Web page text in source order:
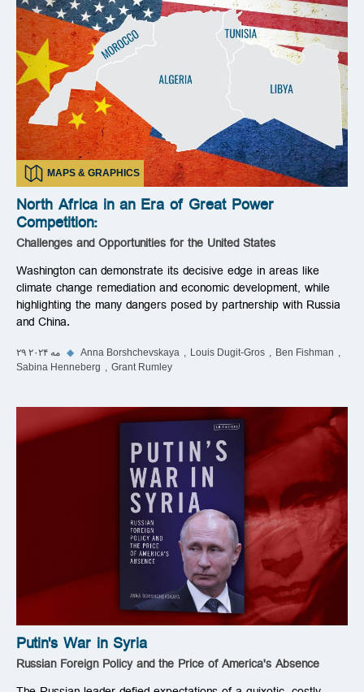
MAPS & GRAPHICS
North Africa in an Era of Great Power
Competition:
Challenges and Opportunities for the United States
Washington can demonstrate its decisive edge in areas like
climate change remediation and economic development, while
highlighting the many dangers posed by partnership with Russia
and China.
۲۹ مه ۲۰۲۴ ◆ Anna Borshchevskaya Louis Dugit-Gros
Ben Fishman
Sabina Henneberg
Grant Rumley
Putin's War in Syria
Russian Foreign Policy and the Price of America's Absence